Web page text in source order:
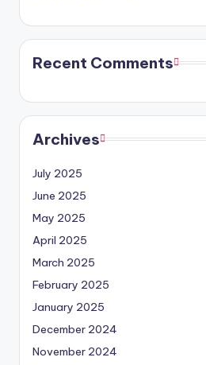
Recent Comments
Archives
July 2025
June 2025
May 2025
April 2025
March 2025
February 2025
January 2025
December 2024
November 2024